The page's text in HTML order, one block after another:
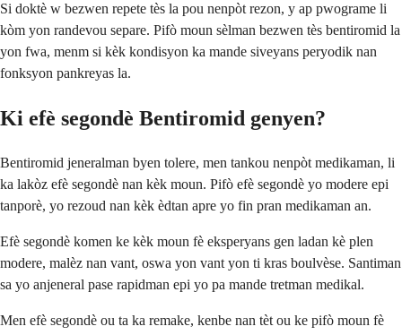
Si doktè w bezwen repete tès la pou nenpòt rezon, y ap pwograme li
kòm yon randevou separe. Pifò moun sèlman bezwen tès bentiromid la
yon fwa, menm si kèk kondisyon ka mande siveyans peryodik nan
fonksyon pankreyas la.
Ki efè segondè Bentiromid genyen?
Bentiromid jeneralman byen tolere, men tankou nenpòt medikaman, li
ka lakòz efè segondè nan kèk moun. Pifò efè segondè yo modere epi
tanporè, yo rezoud nan kèk èdtan apre yo fin pran medikaman an.
Efè segondè komen ke kèk moun fè eksperyans gen ladan kè plen
modere, malèz nan vant, oswa yon vant yon ti kras boulvèse. Santiman
sa yo anjeneral pase rapidman epi yo pa mande tretman medikal.
Men efè segondè ou ta ka remake, kenbe nan tèt ou ke pifò moun fè